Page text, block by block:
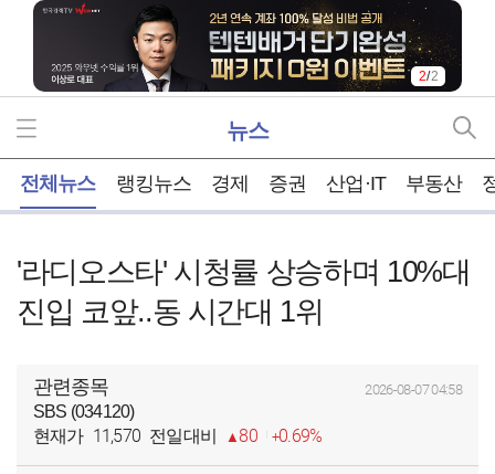
2/2
뉴스
전체뉴스 랭킹뉴스 경제 증권 산업·IT 부동산
'라디오스타' 시청률 상승하며 10%대
진입 코앞..동 시간대 1위
관련종목 2026-08-07 04:58
SBS (034120)
현재가 11,570 전일대비 80 0.69%